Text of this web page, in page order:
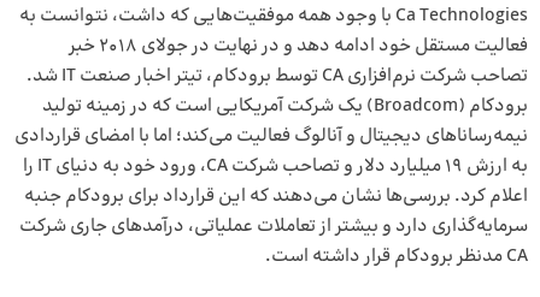
Ca Technologies با وجود همه موفقیت‌هایی که داشت، نتوانست به
فعالیت مستقل خود ادامه دهد و در نهایت در جولای 2018 خبر
تصاحب شرکت نرم‌افزاری CA توسط برودکام، تیتر اخبار صنعت IT شد.
برودکام (Broadcom) یک شرکت آمریکایی است که در زمینه تولید
نیمه‌رساناهای دیجیتال و آنالوگ فعالیت می‌کند؛ اما با امضای قراردادی
به ارزش 19 میلیارد دلار و تصاحب شرکت CA، ورود خود به دنیای IT را
اعلام کرد. بررسی‌ها نشان می‌دهند که این قرارداد برای برودکام جنبه
سرمایه‌گذاری دارد و بیشتر از تعاملات عملیاتی، درآمدهای جاری شرکت
CA مدنظر برودکام قرار داشته است.